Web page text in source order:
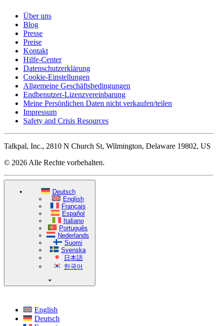
Über uns
Blog
Presse
Preise
Kontakt
Hilfe-Center
Datenschutzerklärung
Cookie-Einstellungen
Allgemeine Geschäftsbedingungen
Endbenutzer-Lizenzvereinbarung
Meine Persönlichen Daten nicht verkaufen/teilen
Impressum
Safety and Crisis Resources
Talkpal, Inc., 2810 N Church St, Wilmington, Delaware 19802, US
© 2026 Alle Rechte vorbehalten.
Deutsch
English
Français
Español
Italiano
Português
Nederlands
Suomi
Svenska
日本語
한국어
English
Deutsch